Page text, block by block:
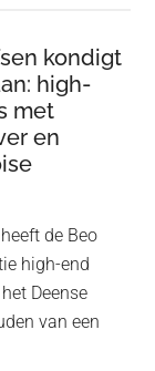
kondigt
high-
met
en
de Beo
high-end
Deense
van een